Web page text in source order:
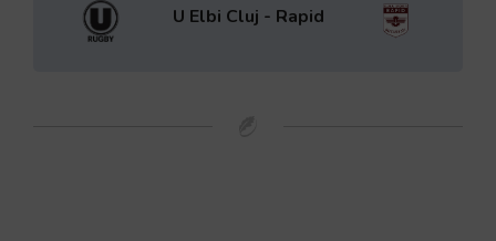
U Elbi Cluj - Rapid